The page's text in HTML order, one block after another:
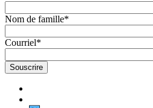
Nom de famille*
Courriel*